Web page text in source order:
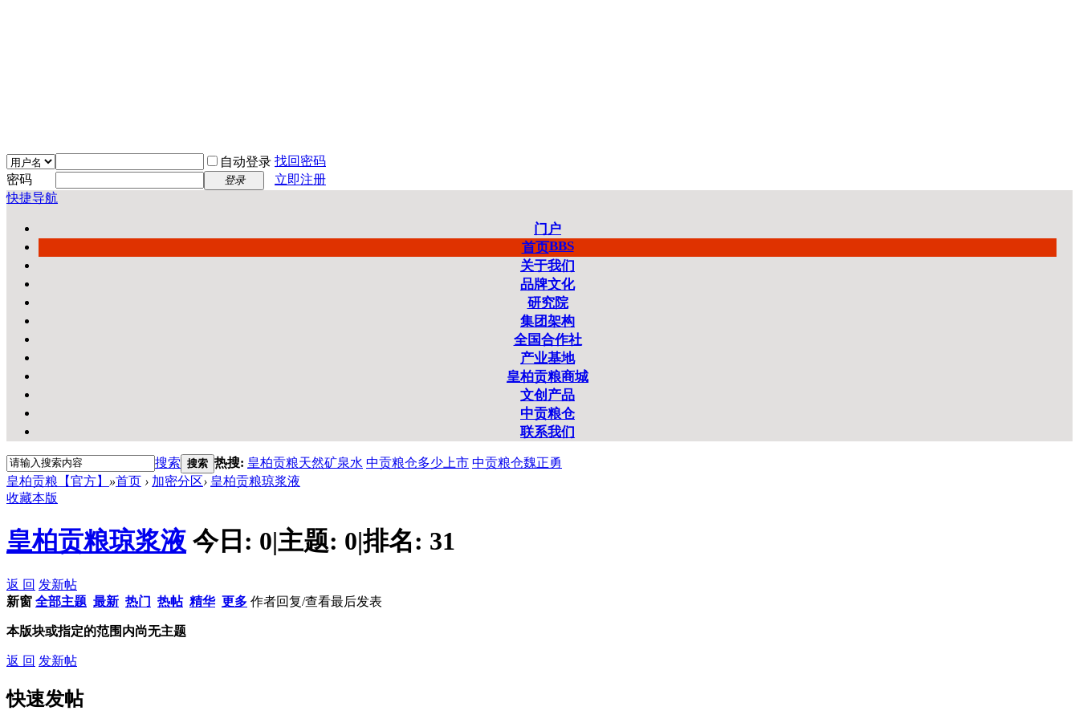
自动登录 找回密码
密码
登录
立即注册
快捷导航
门户
首页BBS
关于我们
品牌文化
研究院
集团架构
全国合作社
产业基地
皇柏贡粮商城
文创产品
中贡粮仓
联系我们
搜索 搜索 热搜: 皇柏贡粮天然矿泉水 中贡粮仓多少上市 中贡粮仓魏正勇
皇柏贡粮【官方】 »首页 › 加密分区› 皇柏贡粮琼浆液
收藏本版
皇柏贡粮琼浆液 今日: 0|主题: 0|排名: 31
返 回 发新帖
新窗 全部主题 最新 热门 热帖 精华 更多 作者回复/查看最后发表
本版块或指定的范围内尚无主题
返 回 发新帖
快速发帖